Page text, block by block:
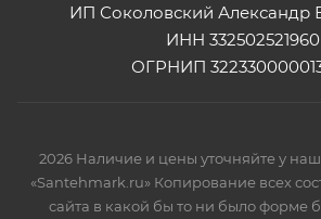
ИП Соколовский Александр
ИНН 332502521960
ОГРНИП
2026 Наличие и цены уточняйте у
«Santehmark.ru» Копирование всех
сайта в какой бы то ни было форме